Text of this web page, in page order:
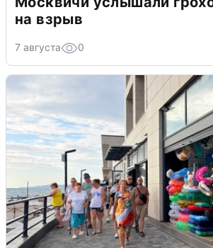
на взрыв
7 августа 0